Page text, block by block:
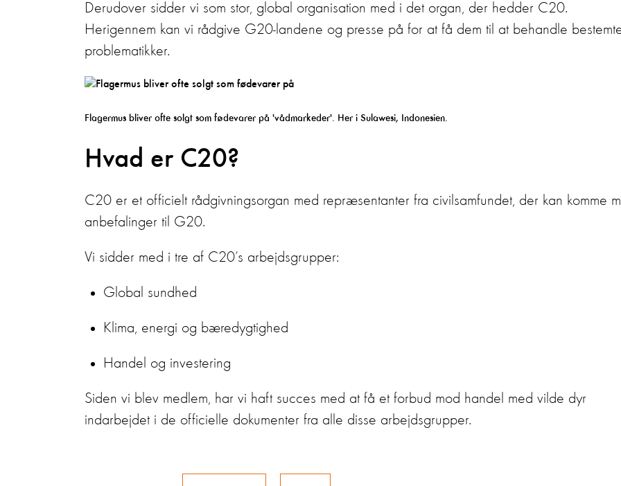
Derudover sidder vi som stor, global organisation med i det organ, der hedder C20.
Herigennem kan vi rådgive G20-landene og presse på for at få dem til at behandle
problematikker.
Flagermus bliver ofte solgt som fødevarer på 'vådmarkeder'. Her i Sulawesi, Indonesien.
Hvad er C20?
C20 er et officielt rådgivningsorgan med repræsentanter fra civilsamfundet, der kan komme
anbefalinger til G20.
Vi sidder med i tre af C20’s arbejdsgrupper:
Global sundhed
Klima, energi og bæredygtighed
Handel og investering
Siden vi blev medlem, har vi haft succes med at få et forbud mod handel med vilde dyr
indarbejdet i de officielle dokumenter fra alle disse arbejdsgrupper.